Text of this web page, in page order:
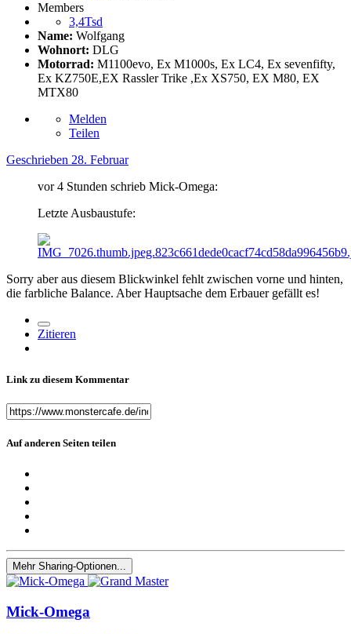
Members
3,4Tsd
Name: Wolfgang
Wohnort: DLG
Motorrad: M1100evo, Ex M1000s, Ex LC4, Ex sevenfifty,
Ex KZ750E,EX Rassler Trike ,Ex XS750, EX M80, EX
MTX80
Melden
Teilen
Geschrieben 28. Februar
vor 4 Stunden schrieb Mick-Omega:
Letzte Ausbaustufe:
Sorry aber aus diesem Blickwinkel fehlt zwischen vorne und hinten,
die farbliche Balance. Aber Hauptsache dem Erbauer gefällt es!
Zitieren
Link zu diesem Kommentar
Auf anderen Seiten teilen
Mehr Sharing-Optionen...
Mick-Omega